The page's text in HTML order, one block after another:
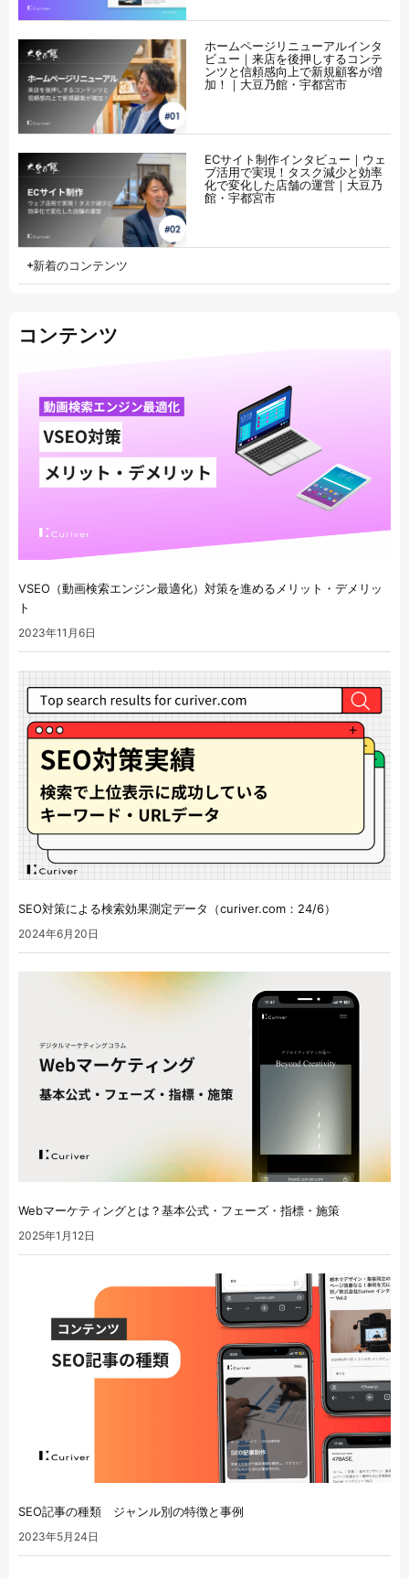
ホームページリニューアルインタ
ビュー｜来店を後押しするコンテ
ンツと信頼感向上で新規顧客が増
加！｜大豆乃館・宇都宮市
ECサイト制作インタビュー｜ウェ
ブ活用で実現！タスク減少と効率
化で変化した店舗の運営｜大豆乃
館・宇都宮市
新着のコンテンツ
コンテンツ
VSEO（動画検索エンジン最適化）対策を進めるメリット・デメリッ
ト
2023年11月6日
SEO対策による検索効果測定データ（curiver.com：24/6）
2024年6月20日
Webマーケティングとは？基本公式・フェーズ・指標・施策
2025年1月12日
SEO記事の種類 ジャンル別の特徴と事例
2023年5月24日